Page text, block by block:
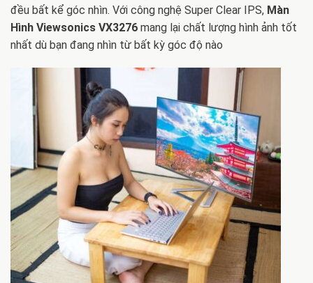
đều bất kể góc nhìn. Với công nghệ Super Clear IPS, Màn
Hình Viewsonics VX3276 mang lại chất lượng hình ảnh tốt
nhất dù bạn đang nhìn từ bất kỳ góc độ nào